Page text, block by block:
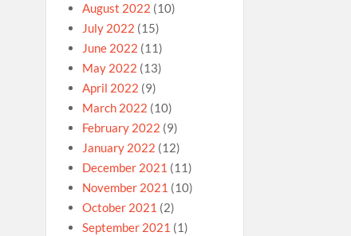
August 2022 (10)
July 2022 (15)
June 2022 (11)
May 2022 (13)
April 2022 (9)
March 2022 (10)
February 2022 (9)
January 2022 (12)
December 2021 (11)
November 2021 (10)
October 2021 (2)
September 2021 (1)